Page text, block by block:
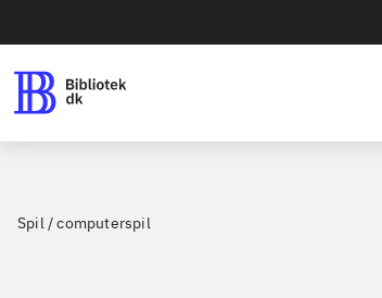
Spil / computerspil